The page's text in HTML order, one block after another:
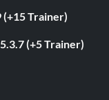
(+15 Trainer)
(+5 Trainer)